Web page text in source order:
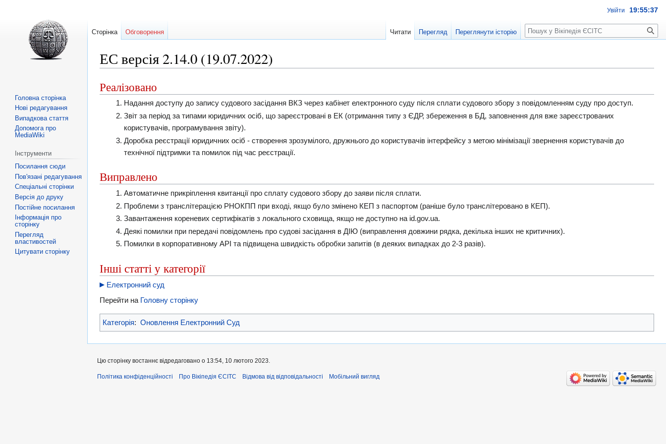
ЕС версія 2.14.0 (19.07.2022)
Перейти
до
Перейти
до
Реалізовано
Надання доступу до запису судового засідання ВКЗ через кабінет електронного суду після сплати судового збору з повідомленням суду про доступ.
Звіт за період за типами юридичних осіб, що зареєстровані в ЕК (отримання типу з ЄДР, збереження в БД, заповнення для вже зареєстрованих
користувачів, програмування звіту).
Доробка реєстрації юридичних осіб - створення зрозумілого, дружнього до користувачів інтерфейсу з метою мінімізації звернення користувачів до
технічної підтримки та помилок під час реєстрації.
Виправлено
Автоматичне прикріплення квитанції про сплату судового збору до заяви після сплати.
Проблеми з транслітерацією РНОКПП при вході, якщо було змінено КЕП з паспортом (раніше було транслітеровано в КЕП).
Завантаження кореневих сертифікатів з локального сховища, якщо не доступно на id.gov.ua.
Деякі помилки при передачі повідомлень про судові засідання в ДІЮ (виправлення довжини рядка, декілька інших не критичних).
Помилки в корпоративному API та підвищена швидкість обробки запитів (в деяких випадках до 2-3 разів).
Інші статті у категорії
Електронний суд
Перейти на Головну сторінку
Категорія: Оновлення Електронний Суд
Увійти 19:55:37
Сторінка Обговорення Читати Перегляд Переглянути історію Пошук
Головна сторінка
Нові редагування
Випадкова стаття
Допомога про
MediaWiki
Інструменти
Посилання сюди
Пов'язані редагування
Спеціальні сторінки
Версія до друку
Постійне посилання
Інформація про
сторінку
Перегляд
властивостей
Цитувати сторінку
Цю сторінку востаннє відредаговано о 13:54, 10 лютого 2023.
Політика конфіденційності Про Вікіпедія ЄСІТС Відмова від відповідальності Мобільний вигляд